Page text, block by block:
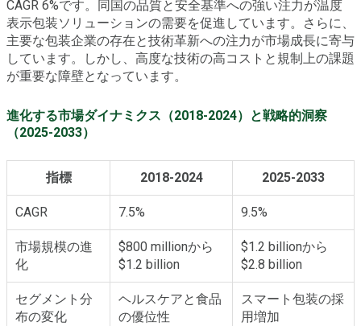
CAGR 6%です。同国の品質と安全基準への強い注力が温度
表示包装ソリューションの需要を促進しています。さらに、
主要な包装企業の存在と技術革新への注力が市場成長に寄与
しています。しかし、高度な技術の高コストと規制上の課題
が重要な障壁となっています。
進化する市場ダイナミクス（2018-2024）と戦略的洞察
（2025-2033）
指標 2018-2024 2025-2033
CAGR 7.5% 9.5%
市場規模の進
化
$800 millionから
$1.2 billion
$1.2 billionから
$2.8 billion
セグメント分
布の変化
ヘルスケアと食品
の優位性
スマート包装の採
用増加